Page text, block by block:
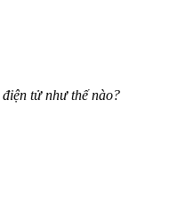
tử như thế nào?